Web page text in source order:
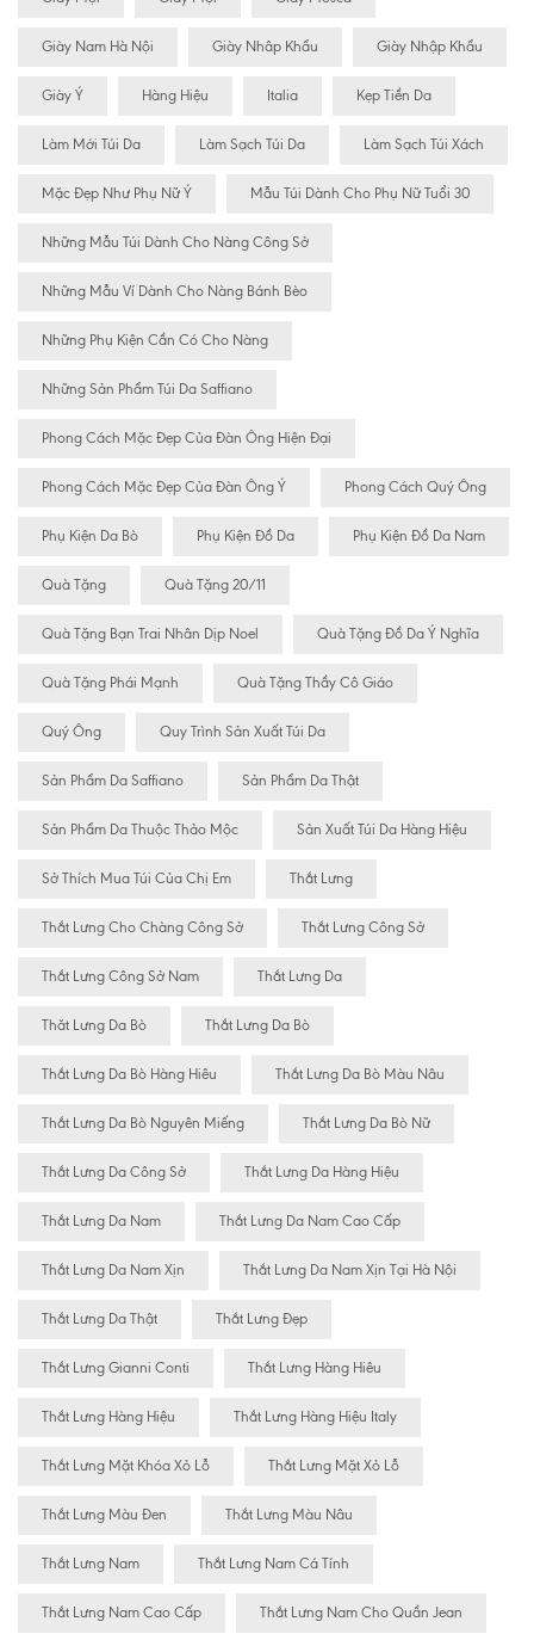
Giày Nam Hà Nội Giày Nhâp Khẩu Giày Nhập Khẩu
Giày Ý Hàng Hiệu Italia Kẹp Tiền Da
Làm Mới Túi Da Làm Sạch Túi Da Làm Sạch Túi Xách
Mặc Đẹp Như Phụ Nữ Ý Mẫu Túi Dành Cho Phụ Nữ Tuổi 30
Những Mẫu Túi Dành Cho Nàng Công Sở
Những Mẫu Ví Dành Cho Nàng Bánh Bèo
Những Phụ Kiện Cần Có Cho Nàng
Những Sản Phẩm Túi Da Saffiano
Phong Cách Mặc Đẹp Của Đàn Ông Hiện Đại
Phong Cách Mặc Đẹp Của Đàn Ông Ý Phong Cách Quý Ông
Phụ Kiện Da Bò Phụ Kiện Đồ Da Phụ Kiện Đồ Da Nam
Quà Tặng Quà Tặng 20/11
Quà Tặng Bạn Trai Nhân Dịp Noel Quà Tặng Đồ Da Ý Nghĩa
Quà Tặng Phái Mạnh Quà Tặng Thầy Cô Giáo
Quý Ông Quy Trình Sản Xuất Túi Da
Sản Phẩm Da Saffiano Sản Phẩm Da Thật
Sản Phẩm Da Thuộc Thảo Mộc Sản Xuất Túi Da Hàng Hiệu
Sở Thích Mua Túi Của Chị Em Thắt Lưng
Thắt Lưng Cho Chàng Công Sở Thắt Lưng Công Sở
Thắt Lưng Công Sở Nam Thắt Lưng Da
Thăt Lưng Da Bò Thắt Lưng Da Bò
Thắt Lưng Da Bò Hàng Hiêu Thắt Lưng Da Bò Màu Nâu
Thắt Lưng Da Bò Nguyên Miếng Thắt Lưng Da Bò Nữ
Thắt Lưng Da Công Sở Thắt Lưng Da Hàng Hiệu
Thắt Lưng Da Nam Thắt Lưng Da Nam Cao Cấp
Thắt Lưng Da Nam Xịn Thắt Lưng Da Nam Xịn Tại Hà Nội
Thắt Lưng Da Thật Thắt Lưng Đẹp
Thắt Lưng Gianni Conti Thắt Lưng Hàng Hiêu
Thắt Lưng Hàng Hiệu Thắt Lưng Hàng Hiệu Italy
Thắt Lưng Mặt Khóa Xỏ Lỗ Thắt Lưng Mặt Xỏ Lỗ
Thắt Lưng Màu Đen Thắt Lưng Màu Nâu
Thắt Lưng Nam Thắt Lưng Nam Cá Tính
Thắt Lưng Nam Cao Cấp Thắt Lưng Nam Cho Quần Jean